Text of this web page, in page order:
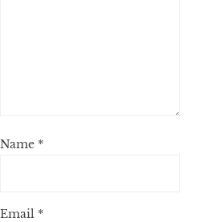
Name *
Email *